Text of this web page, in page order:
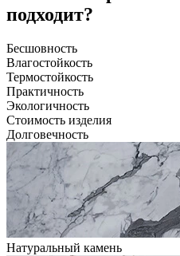
подходит?
Бесшовность
Влагостойкость
Термостойкость
Практичность
Экологичность
Стоимость изделия
Долговечность
Натуральный камень